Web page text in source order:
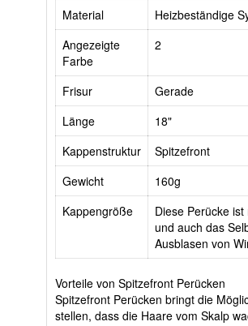
Material
Heizbeständige
Angezeigte
Farbe
2
Frisur
Gerade
Länge
18"
Kappenstruktur
Spitzefront
Gewicht
160g
Kappengröße
Diese Perücke
und auch das
Ausblasen von
Vorteile von Spitzefront Perücken
Spitzefront Perücken bringt die
stellen, dass die Haare vom Skalp